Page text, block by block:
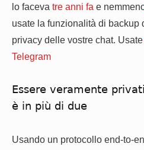
lo faceva tre anni fa e
usate la funzionalità di backup
privacy delle vostre chat. Usate
Telegram
Essere veramente
è in più di due
Usando un protocollo end-to-